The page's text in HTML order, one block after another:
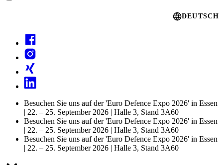
DEUTSCH
Besuchen Sie uns auf der 'Euro Defence Expo 2026' in Essen
| 22. – 25. September 2026 | Halle 3, Stand 3A60
Besuchen Sie uns auf der 'Euro Defence Expo 2026' in Essen
| 22. – 25. September 2026 | Halle 3, Stand 3A60
Besuchen Sie uns auf der 'Euro Defence Expo 2026' in Essen
| 22. – 25. September 2026 | Halle 3, Stand 3A60